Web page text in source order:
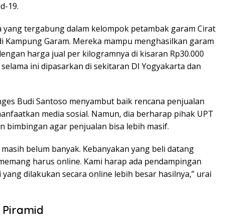
19.
yang tergabung dalam kelompok petambak garam Cirat
Kampung Garam. Mereka mampu menghasilkan garam
harga jual per kilogramnya di kisaran Rp30.000
ini dipasarkan di sekitaran DI Yogyakarta dan
Budi Santoso menyambut baik rencana penjualan
media sosial. Namun, dia berharap pihak UPT
bimbingan agar penjualan bisa lebih masif.
belum banyak. Kebanyakan yang beli datang
harus online. Kami harap ada pendampingan
dilakukan secara online lebih besar hasilnya,” urai